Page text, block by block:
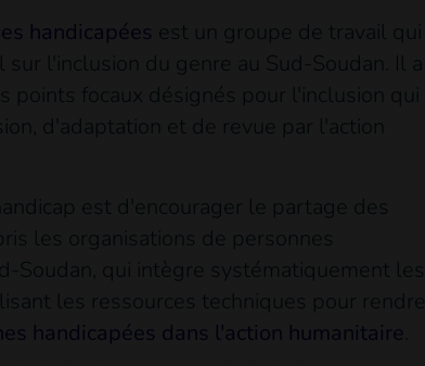
handicapées est un groupe de travail qui
l'inclusion du genre au Sud-Soudan. Il a
focaux désignés pour l'inclusion qui
d'adaptation et de revue par l'action
est d'encourager le partage des
les organisations de personnes
Soudan, qui intègre systématiquement les
les ressources techniques pour rendre
handicapées dans l'action humanitaire.